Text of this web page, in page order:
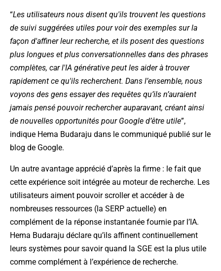
“Les utilisateurs nous disent qu'ils trouvent les questions
de suivi suggérées utiles pour voir des exemples sur la
façon d'affiner leur recherche, et ils posent des questions
plus longues et plus conversationnelles dans des phrases
complètes, car l'IA générative peut les aider à trouver
rapidement ce qu'ils recherchent. Dans l’ensemble, nous
voyons des gens essayer des requêtes qu’ils n’auraient
jamais pensé pouvoir rechercher auparavant, créant ainsi
de nouvelles opportunités pour Google d’être utile”,
indique Hema Budaraju dans le communiqué publié sur le
blog de Google.
Un autre avantage apprécié d’après la firme : le fait que
cette expérience soit intégrée au moteur de recherche. Les
utilisateurs aiment pouvoir scroller et accéder à de
nombreuses ressources (la SERP actuelle) en
complément de la réponse instantanée fournie par l’IA.
Hema Budaraju déclare qu’ils affinent continuellement
leurs systèmes pour savoir quand la SGE est la plus utile
comme complément à l’expérience de recherche.